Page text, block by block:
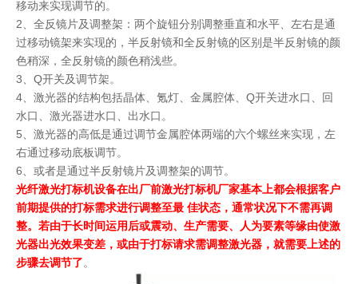
移动来实现调节的。
2、全反镜片及调整架：两个旋钮分别调整垂直和水平、左右是通
过移动镜架来实现的，半反射镜和全反射镜的区别是半反射镜的颜
色稍深，全反射镜的颜色稍浅些。
3、Q开关及调节架。
4、激光器的结构包括晶体、氪灯、金属腔体、Q开关进水口、回
水口、激光器进水口、出水口。
5、激光器的高低是通过调节金属腔体两端的六个螺丝来实现，左
右通过移动底板调节。
6、或者是通过半反射镜片及调整架的调节。
光纤激光打标机设备在出厂前激光打标机厂家基本上都会根据客户
前期提供的打标需求进行调整至最 佳状态，通常状况下不需再调
整。若由于长时间运用后或震动、生产需要、人为要素等缘由使激
光器出光效果变差，或由于打标请求需调整激光器，就需要上述的
步骤去调节了。